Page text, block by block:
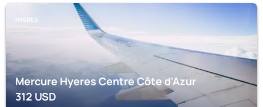
HYERES
Mercure Hyeres Centre Côte d'Azur
312USD